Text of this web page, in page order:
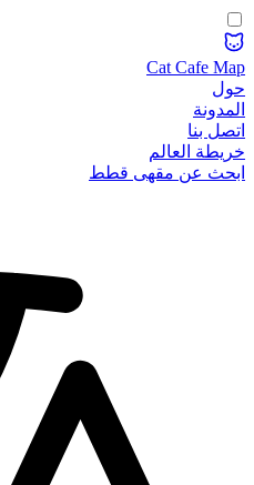
Cat Cafe Map
حول
المدونة
اتصل بنا
خريطة العالم
ابحث عن مقهى قطط